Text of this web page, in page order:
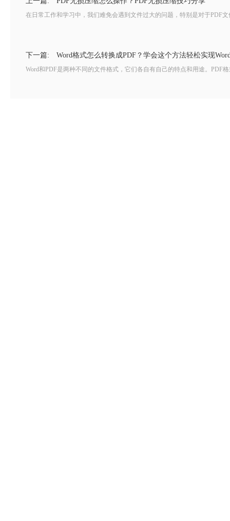
在日常工作和学习中，我们难免会遇到文件过大的问题，特别是对于PDF
下一篇: Word格式怎么转换成PDF？学会这个方法轻松实现
Word和PDF是两种不同的文件格式，它们各自有自己的特点和用途。PDF